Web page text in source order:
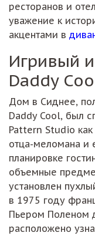
ресторанов и
уважение к
акцентами в
Игривый
Daddy
Дом в Сиднее,
Daddy Cool, был
Pattern Studio
отца-меломана и
планировке
объемные
установлен
в 1975 году
Пьером Поленом
расположено